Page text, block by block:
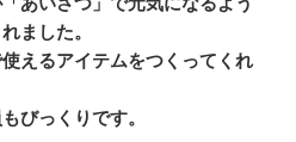
ました。
えるアイテムをつくってくれ
びっくりです。